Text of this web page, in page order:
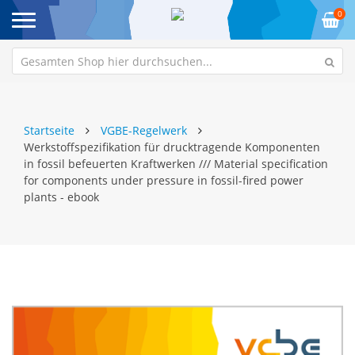
0
Startseite
VGBE-Regelwerk
Werkstoffspezifikation für drucktragende Komponenten
in fossil befeuerten Kraftwerken /// Material specification
for components under pressure in fossil-fired power
plants - ebook
Bildgalerie